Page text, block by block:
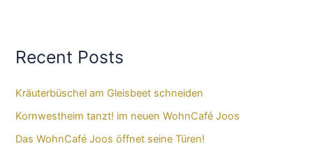
Recent Posts
Kräuterbüschel am Gleisbeet schneiden
Kornwestheim tanzt! im neuen WohnCafé Joos
Das WohnCafé Joos öffnet seine Türen!